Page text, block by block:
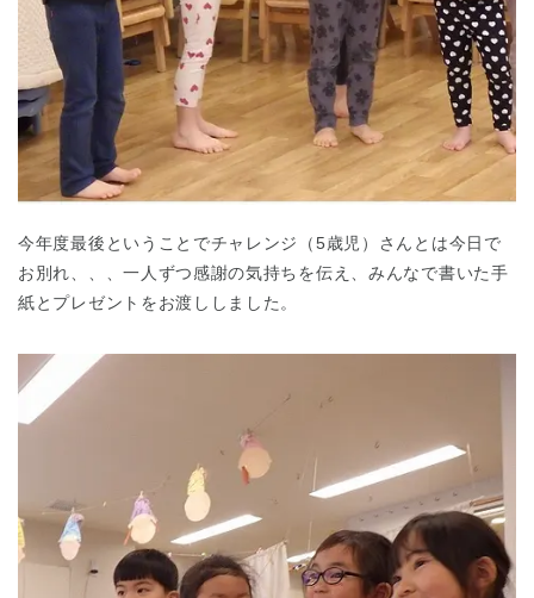
今年度最後ということでチャレンジ（5歳児）さんとは今日で
お別れ、、、一人ずつ感謝の気持ちを伝え、みんなで書いた手
紙とプレゼントをお渡ししました。